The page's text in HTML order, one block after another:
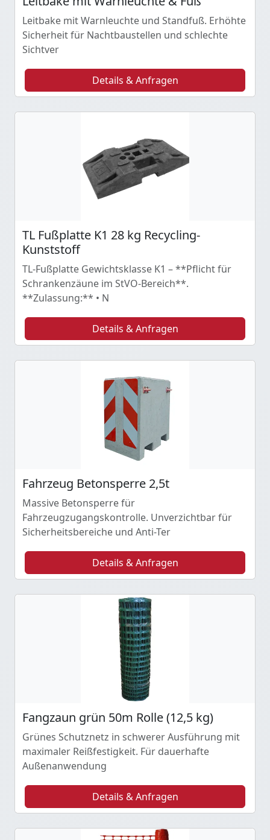
Leitbake mit Warnleuchte und Standfuß. Erhöhte
Sicherheit für Nachtbaustellen und schlechte
Sichtver
Details & Anfragen
TL Fußplatte K1 28 kg Recycling-
Kunststoff
TL-Fußplatte Gewichtsklasse K1 – **Pflicht für
Schrankenzäune im StVO-Bereich**.
**Zulassung:** • N
Details & Anfragen
Fahrzeug Betonsperre 2,5t
Massive Betonsperre für
Fahrzeugzugangskontrolle. Unverzichtbar für
Sicherheitsbereiche und Anti-Ter
Details & Anfragen
Fangzaun grün 50m Rolle (12,5 kg)
Grünes Schutznetz in schwerer Ausführung mit
maximaler Reißfestigkeit. Für dauerhafte
Außenanwendung
Details & Anfragen